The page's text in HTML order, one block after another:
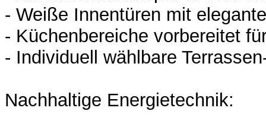
- Weiße Innentüren mit
- Küchenbereiche vorbereitet
- Individuell wählbare
Nachhaltige Energietechnik: